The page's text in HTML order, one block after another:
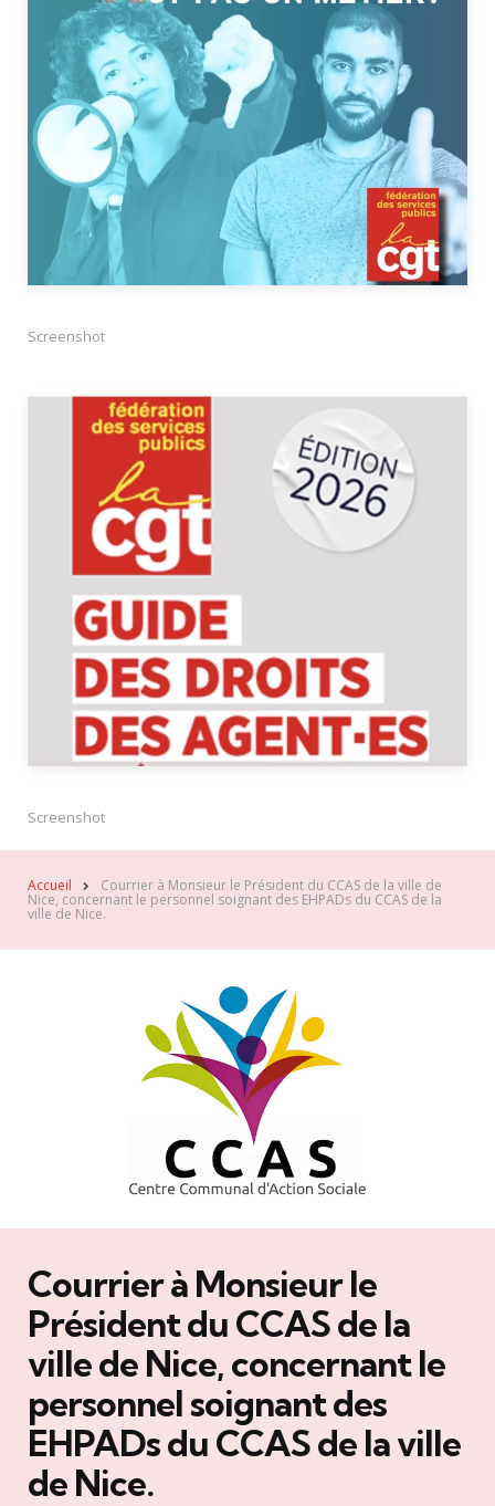
Screenshot
Screenshot
Accueil Courrier à Monsieur le Président du CCAS de la ville de
Nice, concernant le personnel soignant des EHPADs du CCAS de la
ville de Nice.
Courrier à Monsieur le
Président du CCAS de la
ville de Nice, concernant le
personnel soignant des
EHPADs du CCAS de la ville
de Nice.